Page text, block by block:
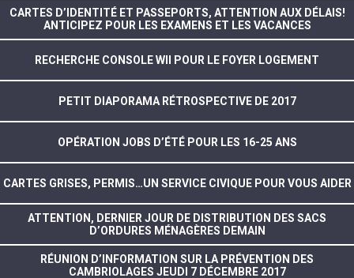
CARTES D’IDENTITÉ ET PASSEPORTS, ATTENTION AUX DÉLAIS!
ANTICIPEZ POUR LES EXAMENS ET LES VACANCES
RECHERCHE CONSOLE WII POUR LE FOYER LOGEMENT
PETIT DIAPORAMA RÉTROSPECTIVE DE 2017
OPÉRATION JOBS D’ÉTÉ POUR LES 16-25 ANS
CARTES GRISES, PERMIS…UN SERVICE CIVIQUE POUR VOUS AIDER
ATTENTION, DERNIER JOUR DE DISTRIBUTION DES SACS
D’ORDURES MÉNAGÈRES DEMAIN
RÉUNION D’INFORMATION SUR LA PRÉVENTION DES
CAMBRIOLAGES JEUDI 7 DÉCEMBRE 2017